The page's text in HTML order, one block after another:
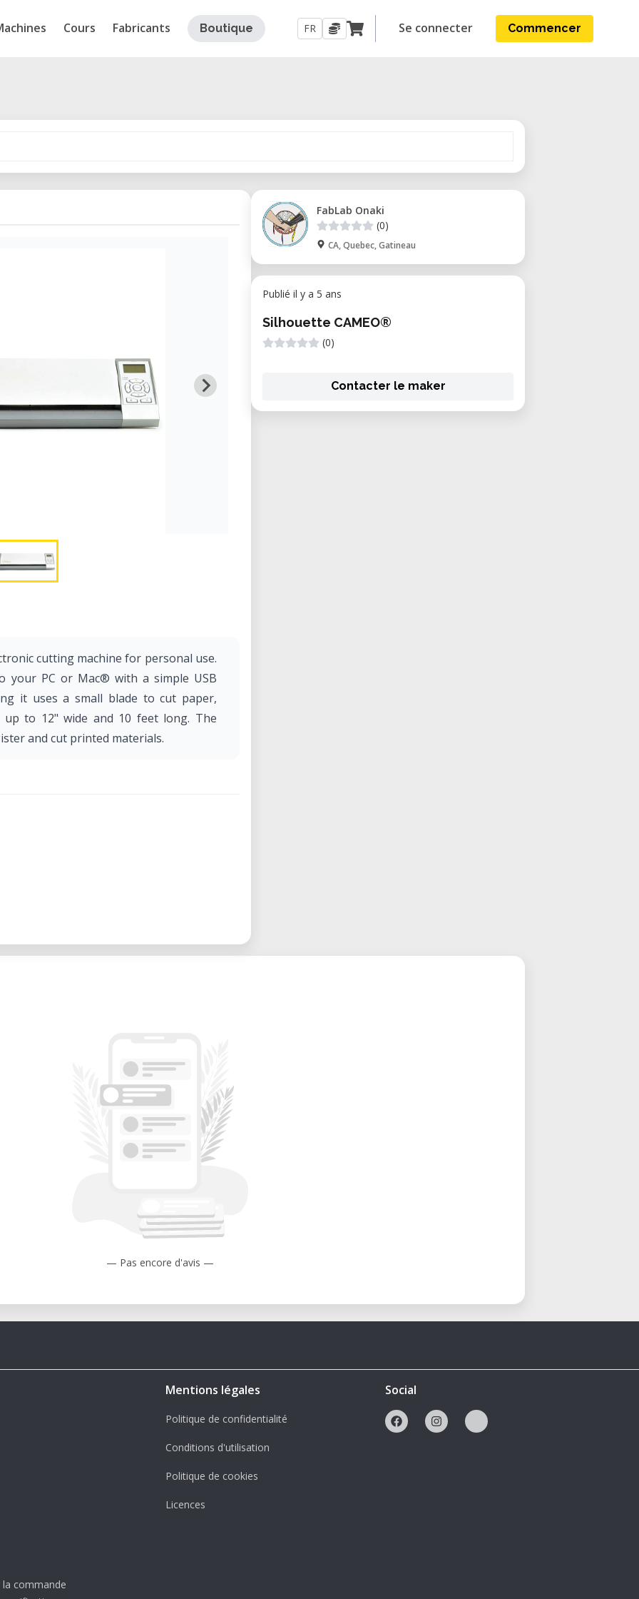
Cours Fabricants Boutique FR Se connecter Commencer
cutting machine for personal use.
your PC or Mac® with a simple USB
it uses a small blade to cut paper,
up to 12" wide and 10 feet long. The
and cut printed materials.
FabLab Onaki
(0)
CA, Quebec, Gatineau
Publié il y a 5 ans
Silhouette CAMEO®
(0)
Contacter le maker
— Pas encore d'avis —
la commande
Mentions légales
Politique de confidentialité
Conditions d'utilisation
Politique de cookies
Licences
Social